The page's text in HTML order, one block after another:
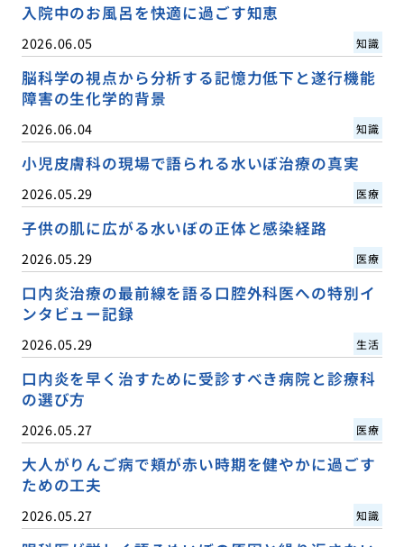
入院中のお風呂を快適に過ごす知恵
2026.06.05 知識
脳科学の視点から分析する記憶力低下と遂行機能
障害の生化学的背景
2026.06.04 知識
小児皮膚科の現場で語られる水いぼ治療の真実
2026.05.29 医療
子供の肌に広がる水いぼの正体と感染経路
2026.05.29 医療
口内炎治療の最前線を語る口腔外科医への特別イ
ンタビュー記録
2026.05.29 生活
口内炎を早く治すために受診すべき病院と診療科
の選び方
2026.05.27 医療
大人がりんご病で頬が赤い時期を健やかに過ごす
ための工夫
2026.05.27 知識